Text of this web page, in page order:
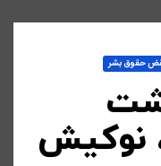
حقوق بشر
نوکیش